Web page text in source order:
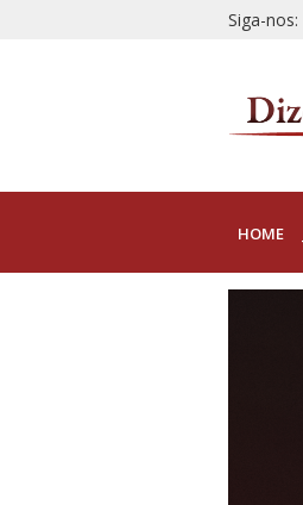
Siga-nos:
HOME